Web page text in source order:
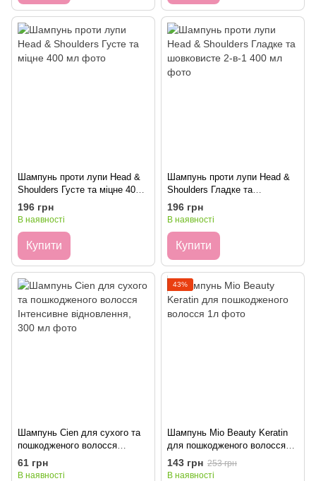
Шампунь проти лупи Head &
Shoulders Густе та міцне 400
мл
196 грн
В наявності
Купити
Шампунь проти лупи Head &
Shoulders Гладке та
шовковисте 2-в-1 400 мл
196 грн
В наявності
Купити
Шампунь Cien для сухого та
пошкодженого волосся
Інтенсивне відновлення, 300
мл
61 грн
В наявності
43%
Шампунь Mio Beauty Keratin
для пошкодженого волосся
1л
143 грн 253 грн
В наявності